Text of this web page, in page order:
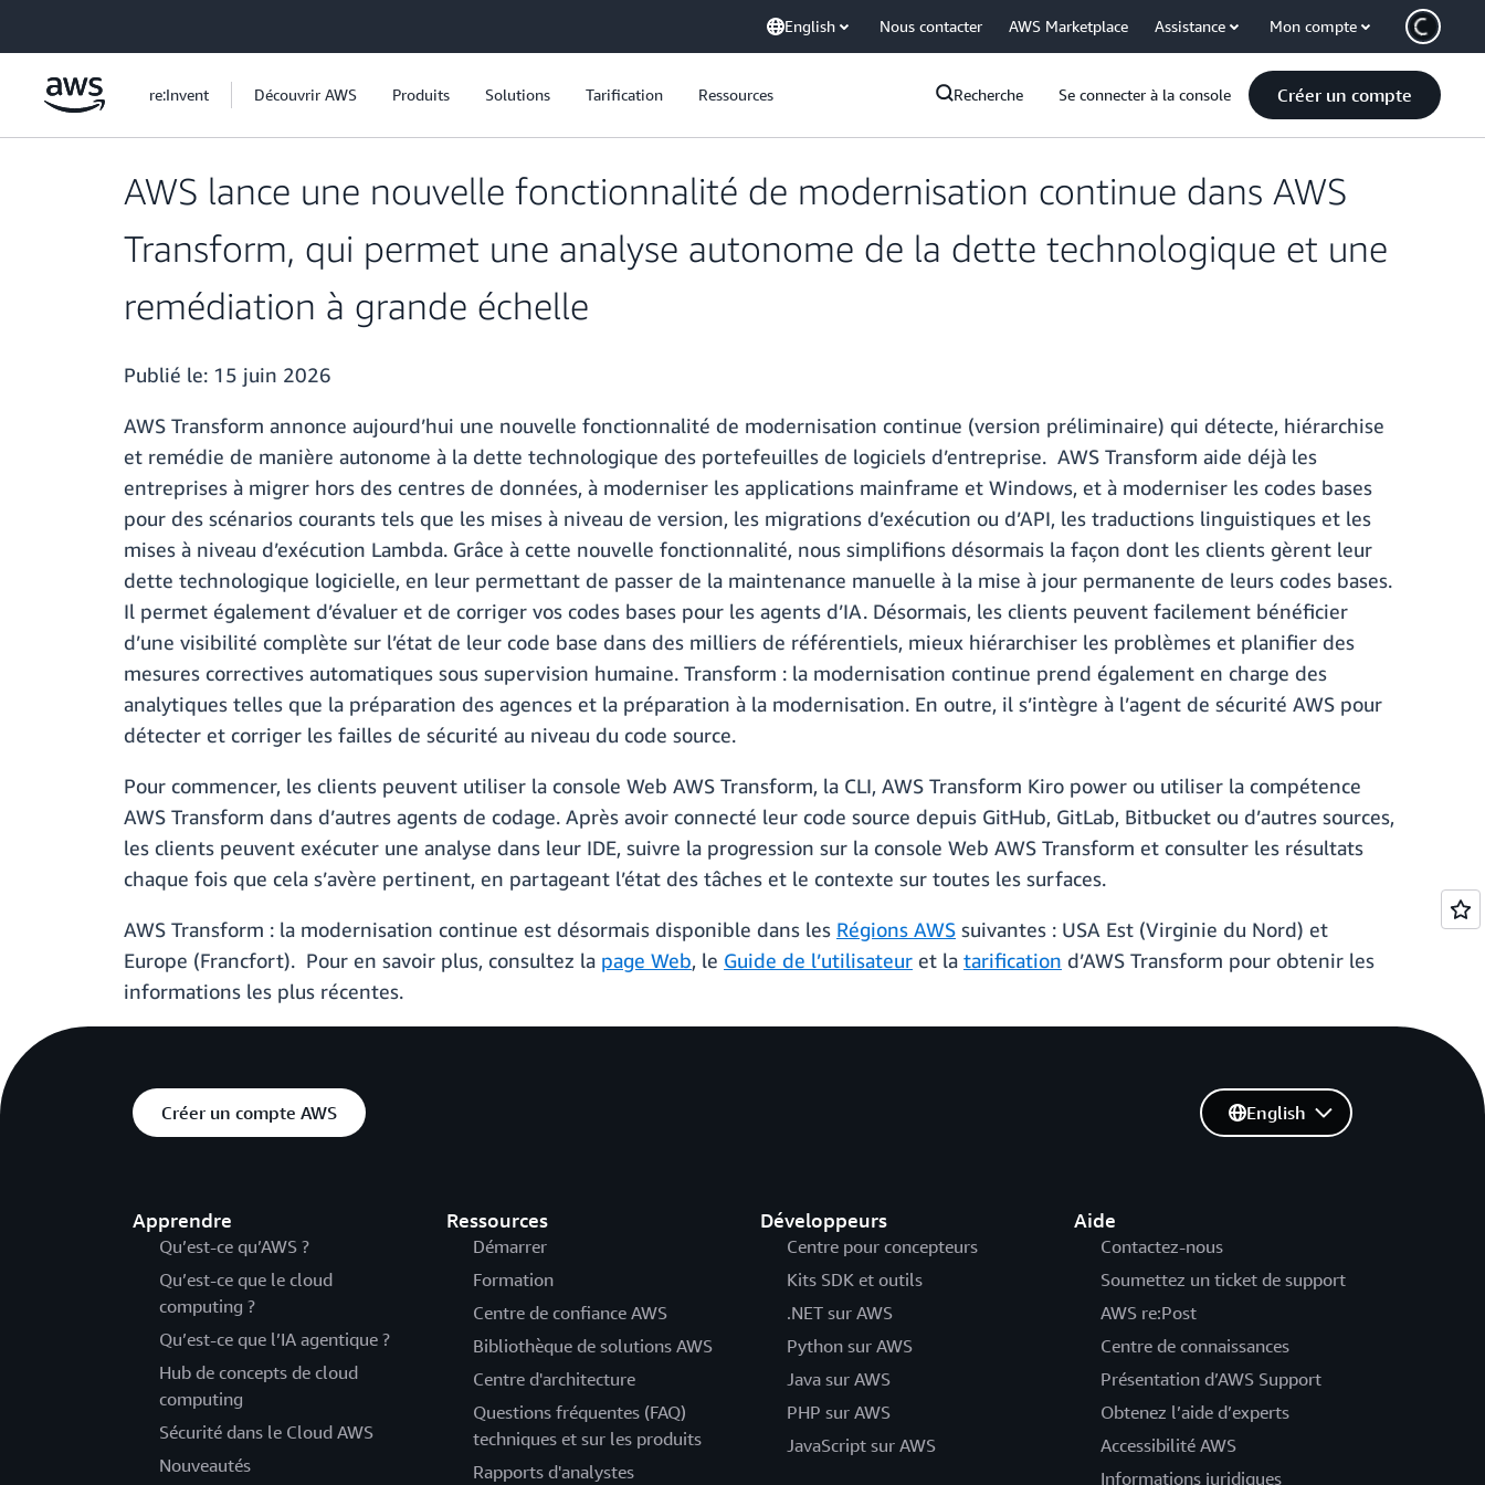
English Nous contacter AWS Marketplace Assistance Mon compte
re:Invent Découvrir AWS Produits Solutions Tarification Ressources Recherche Se connecter à la console Créer un compte
AWS lance une nouvelle fonctionnalité de modernisation continue dans AWS
Transform, qui permet une analyse autonome de la dette technologique et une
remédiation à grande échelle
Publié le: 15 juin 2026
AWS Transform annonce aujourd’hui une nouvelle fonctionnalité de modernisation continue (version préliminaire) qui détecte, hiérarchise
et remédie de manière autonome à la dette technologique des portefeuilles de logiciels d’entreprise. AWS Transform aide déjà les
entreprises à migrer hors des centres de données, à moderniser les applications mainframe et Windows, et à moderniser les codes bases
pour des scénarios courants tels que les mises à niveau de version, les migrations d’exécution ou d’API, les traductions linguistiques et les
mises à niveau d’exécution Lambda. Grâce à cette nouvelle fonctionnalité, nous simplifions désormais la façon dont les clients gèrent leur
dette technologique logicielle, en leur permettant de passer de la maintenance manuelle à la mise à jour permanente de leurs codes bases.
Il permet également d’évaluer et de corriger vos codes bases pour les agents d’IA. Désormais, les clients peuvent facilement bénéficier
d’une visibilité complète sur l’état de leur code base dans des milliers de référentiels, mieux hiérarchiser les problèmes et planifier des
mesures correctives automatiques sous supervision humaine. Transform : la modernisation continue prend également en charge des
analytiques telles que la préparation des agences et la préparation à la modernisation. En outre, il s’intègre à l’agent de sécurité AWS pour
détecter et corriger les failles de sécurité au niveau du code source.
Pour commencer, les clients peuvent utiliser la console Web AWS Transform, la CLI, AWS Transform Kiro power ou utiliser la compétence
AWS Transform dans d’autres agents de codage. Après avoir connecté leur code source depuis GitHub, GitLab, Bitbucket ou d’autres sources,
les clients peuvent exécuter une analyse dans leur IDE, suivre la progression sur la console Web AWS Transform et consulter les résultats
chaque fois que cela s’avère pertinent, en partageant l’état des tâches et le contexte sur toutes les surfaces.
AWS Transform : la modernisation continue est désormais disponible dans les Régions AWS suivantes : USA Est (Virginie du Nord) et
Europe (Francfort). Pour en savoir plus, consultez la page Web, le Guide de l’utilisateur et la tarification d’AWS Transform pour obtenir les
informations les plus récentes.
Créer un compte AWS
Apprendre
Qu’est-ce qu’AWS ?
Qu’est-ce que le cloud
computing ?
Qu’est-ce que l’IA agentique ?
Hub de concepts de cloud
computing
Sécurité dans le Cloud AWS
Nouveautés
Ressources
Démarrer
Formation
Centre de confiance AWS
Bibliothèque de solutions AWS
Centre d'architecture
Questions fréquentes (FAQ)
techniques et sur les produits
Rapports d'analystes
Développeurs
Centre pour concepteurs
Kits SDK et outils
.NET sur AWS
Python sur AWS
Java sur AWS
PHP sur AWS
JavaScript sur AWS
Aide
Contactez-nous
Soumettez un ticket de support
AWS re:Post
Centre de connaissances
Présentation d’AWS Support
Obtenez l’aide d’experts
Accessibilité AWS
Informations juridiques
English